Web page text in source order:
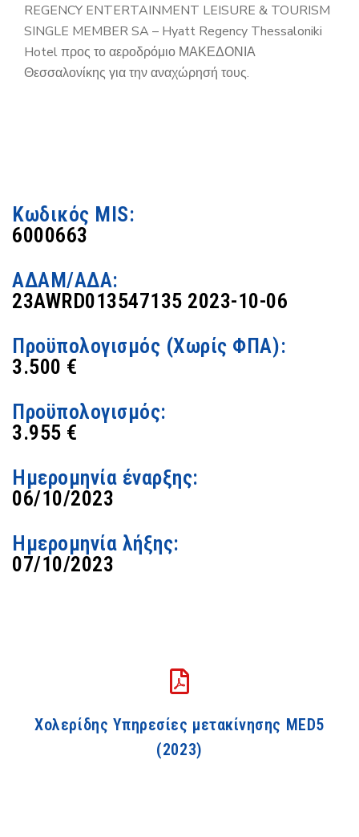
REGENCY ENTERTAINMENT LEISURE & TOURISM
SINGLE MEMBER SA – Hyatt Regency Thessaloniki
Hotel προς το αεροδρόμιο ΜΑΚΕΔΟΝΙΑ
Θεσσαλονίκης για την αναχώρησή τους.
Κωδικός MIS:
6000663
ΑΔΑΜ/ΑΔΑ:
23AWRD013547135 2023-10-06
Προϋπολογισμός (Χωρίς ΦΠΑ):
3.500 €
Προϋπολογισμός:
3.955 €
Ημερομηνία έναρξης:
06/10/2023
Ημερομηνία λήξης:
07/10/2023
Χολερίδης Υπηρεσίες μετακίνησης MED5
(2023)